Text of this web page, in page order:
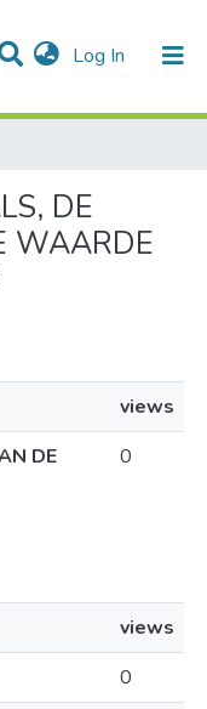
Log In (current)
DE
WAARDE
views
DE
0
views
0